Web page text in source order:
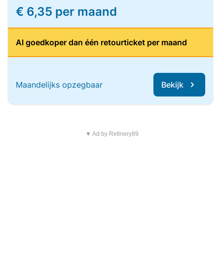
€ 6,35 per maand
Al goedkoper dan één retourticket per maand
Maandelijks opzegbaar Bekijk
▼ Ad by Refinery89